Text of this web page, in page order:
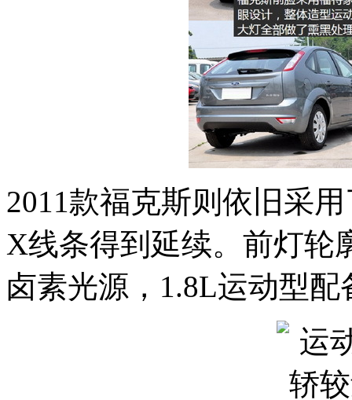
2011款福克斯则依旧采
X线条得到延续。前灯轮
卤素光源，1.8L运动型